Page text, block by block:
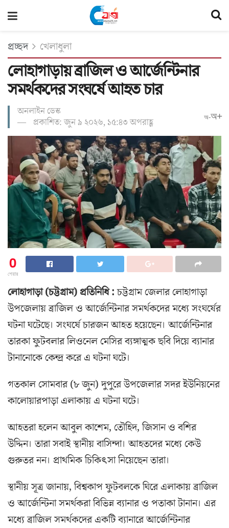
প্রচ্ছদ খেলাধুলা
লোহাগাড়ায় ব্রাজিল ও আর্জেন্টিনার
সমর্থকদের সংঘর্ষে আহত চার
অনলাইন ডেস্ক
প্রকাশিত: জুন ৯ ২০২৬, ১৫:৪৩ অপরাহ্ণ
অ-অ+
0
শেয়ার
লোহাগাড়া (চট্টগ্রাম) প্রতিনিধি :চট্টগ্রাম জেলার লোহাগাড়া
উপজেলায় ব্রাজিল ও আর্জেন্টিনার সমর্থকদের মধ্যে সংঘর্ষের
ঘটনা ঘটেছে। সংঘর্ষে চারজন আহত হয়েছেন। আর্জেন্টিনার
তারকা ফুটবলার লিওনেল মেসির ব্যঙ্গাত্মক ছবি দিয়ে ব্যানার
টানানোকে কেন্দ্র করে এ ঘটনা ঘটে।
গতকাল সোমবার (৮ জুন) দুপুরে উপজেলার সদর ইউনিয়নের
কালোয়ারপাড়া এলাকায় এ ঘটনা ঘটে।
আহতরা হলেন আবুল কাশেম, তৌহিদ, জিসান ও বশির
উদ্দিন। তারা সবাই স্থানীয় বাসিন্দা। আহতদের মধ্যে কেউ
গুরুতর নন। প্রাথমিক চিকিৎসা নিয়েছেন তারা।
স্থানীয় সূত্র জানায়, বিশ্বকাপ ফুটবলকে ঘিরে এলাকায় ব্রাজিল
ও আর্জেন্টিনা সমর্থকরা বিভিন্ন ব্যানার ও পতাকা টানান। এর
মধ্যে ব্রাজিল সমর্থকদের একটি ব্যানারে আর্জেন্টিনার